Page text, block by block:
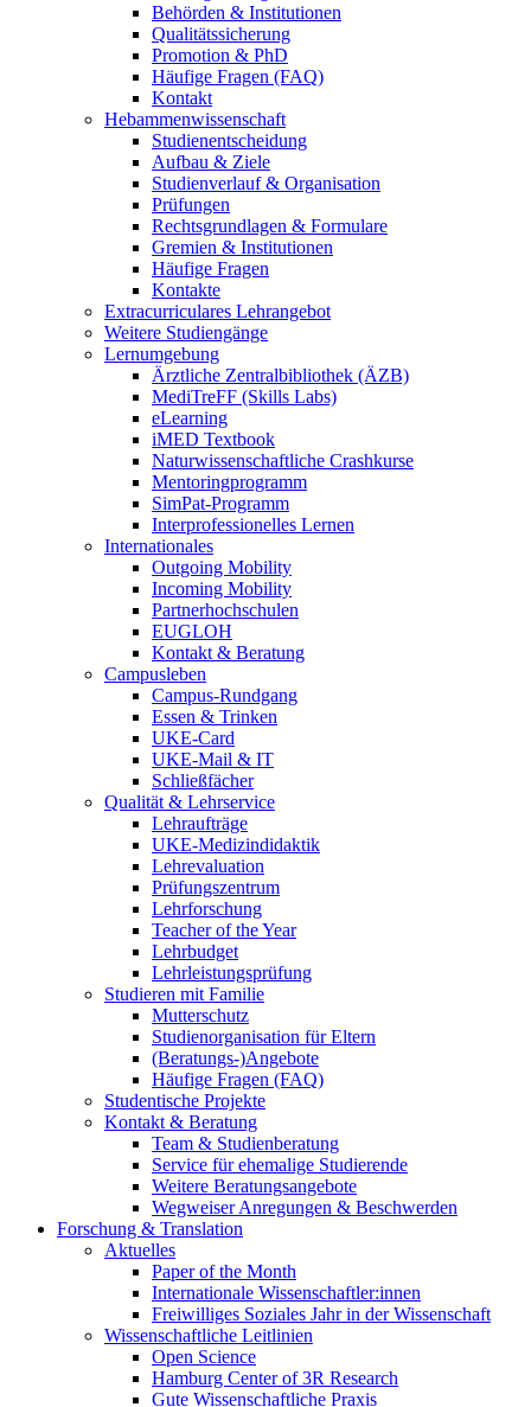
Behörden & Institutionen
Qualitätssicherung
Promotion & PhD
Häufige Fragen (FAQ)
Kontakt
Hebammenwissenschaft
Studienentscheidung
Aufbau & Ziele
Studienverlauf & Organisation
Prüfungen
Rechtsgrundlagen & Formulare
Gremien & Institutionen
Häufige Fragen
Kontakte
Extracurriculares Lehrangebot
Weitere Studiengänge
Lernumgebung
Ärztliche Zentralbibliothek (ÄZB)
MediTreFF (Skills Labs)
eLearning
iMED Textbook
Naturwissenschaftliche Crashkurse
Mentoringprogramm
SimPat-Programm
Interprofessionelles Lernen
Internationales
Outgoing Mobility
Incoming Mobility
Partnerhochschulen
EUGLOH
Kontakt & Beratung
Campusleben
Campus-Rundgang
Essen & Trinken
UKE-Card
UKE-Mail & IT
Schließfächer
Qualität & Lehrservice
Lehraufträge
UKE-Medizindidaktik
Lehrevaluation
Prüfungszentrum
Lehrforschung
Teacher of the Year
Lehrbudget
Lehrleistungsprüfung
Studieren mit Familie
Mutterschutz
Studienorganisation für Eltern
(Beratungs-)Angebote
Häufige Fragen (FAQ)
Studentische Projekte
Kontakt & Beratung
Team & Studienberatung
Service für ehemalige Studierende
Weitere Beratungsangebote
Wegweiser Anregungen & Beschwerden
Forschung & Translation
Aktuelles
Paper of the Month
Internationale Wissenschaftler:innen
Freiwilliges Soziales Jahr in der Wissenschaft
Wissenschaftliche Leitlinien
Open Science
Hamburg Center of 3R Research
Gute Wissenschaftliche Praxis